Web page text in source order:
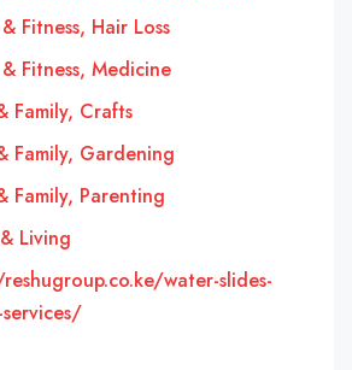
Fitness, Hair Loss
Fitness, Medicine
Family, Crafts
Family, Gardening
Family, Parenting
Living
water-slides-